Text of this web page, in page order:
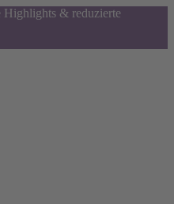
Highlights & reduzierte